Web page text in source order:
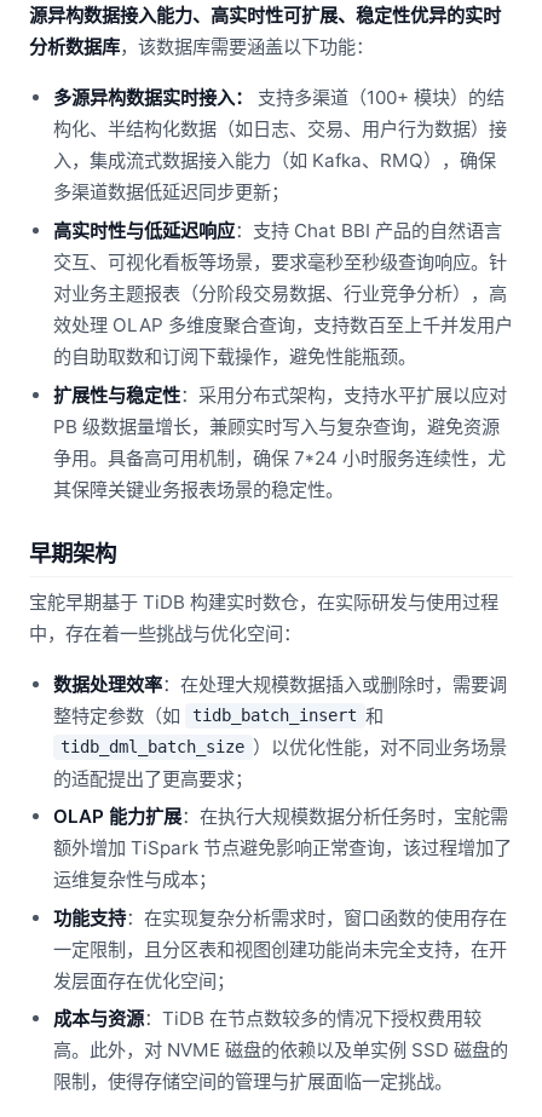
源异构数据接入能力、高实时性可扩展、稳定性优异的实时
分析数据库，该数据库需要涵盖以下功能：
多源异构数据实时接入：
支持多渠道（100+ 模块）的结
构化、半结构化数据（如日志、交易、用户行为数据）接
入，集成流式数据接入能力（如 Kafka、RMQ），确保
多渠道数据低延迟同步更新；
高实时性与低延迟响应：支持 Chat BBI 产品的自然语言
交互、可视化看板等场景，要求毫秒至秒级查询响应。针
对业务主题报表（分阶段交易数据、行业竞争分析），高
效处理 OLAP 多维度聚合查询，支持数百至上千并发用户
的自助取数和订阅下载操作，避免性能瓶颈。
扩展性与稳定性：采用分布式架构，支持水平扩展以应对
PB 级数据量增长，兼顾实时写入与复杂查询，避免资源
争用。具备高可用机制，确保 7*24 小时服务连续性，尤
其保障关键业务报表场景的稳定性。
早期架构
宝舵早期基于 TiDB 构建实时数仓，在实际研发与使用过程
中，存在着一些挑战与优化空间：
数据处理效率：在处理大规模数据插入或删除时，需要调
整特定参数（如
tidb_batch_insert 和
tidb_dml_batch_size ）以优化性能，对不同业务场景
的适配提出了更高要求；
OLAP 能力扩展：在执行大规模数据分析任务时，宝舵需
额外增加 TiSpark 节点避免影响正常查询，该过程增加了
运维复杂性与成本；
功能支持：在实现复杂分析需求时，窗口函数的使用存在
一定限制，且分区表和视图创建功能尚未完全支持，在开
发层面存在优化空间；
成本与资源：TiDB 在节点数较多的情况下授权费用较
高。此外，对 NVME 磁盘的依赖以及单实例 SSD 磁盘的
限制，使得存储空间的管理与扩展面临一定挑战。